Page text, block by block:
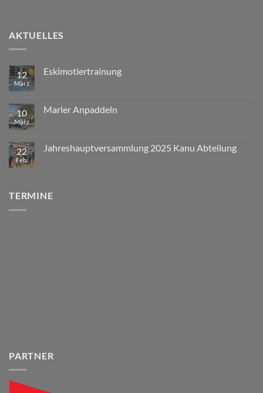
AKTUELLES
12
März
Eskimotiertrainung
10
März
Marler Anpaddeln
22
Feb.
Jahreshauptversammlung 2025 Kanu Abteilung
TERMINE
PARTNER